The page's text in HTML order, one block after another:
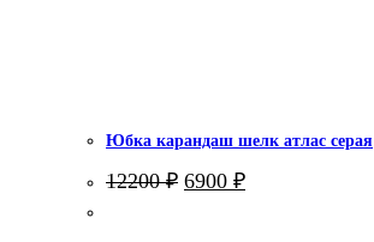
Юбка карандаш шелк атлас серая
12200₽ Первоначальная
цена
6900 ₽Текущая
цена: